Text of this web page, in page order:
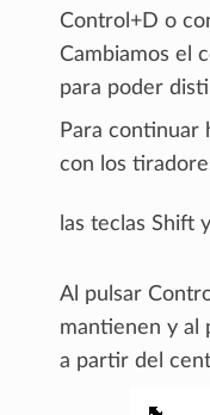
Control+D o
Cambiamos el
para poder
Para continuar
con los
las teclas Shift
Al pulsar
mantienen y al
a partir del